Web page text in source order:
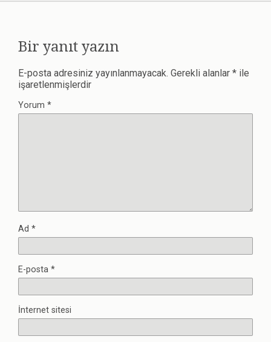
Bir yanıt yazın
E-posta adresiniz yayınlanmayacak. Gerekli alanlar * ile
işaretlenmişlerdir
Yorum *
Ad *
E-posta *
İnternet sitesi